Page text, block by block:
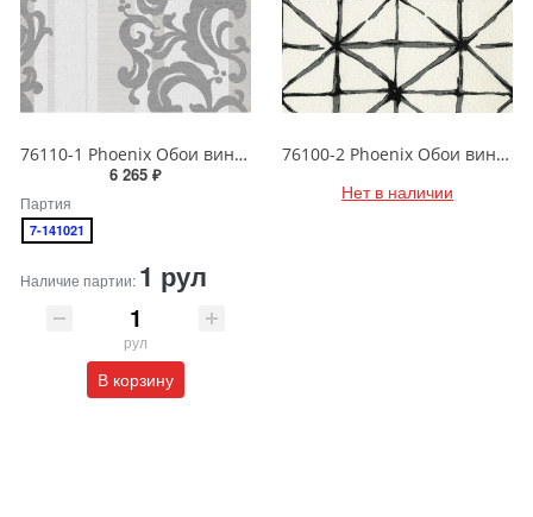
76110-1 Phoenix Обои виниловые на бумажной основе 1.06*15.6
6 265 ₽
Партия
7-141021
Наличие партии: 1 рул
рул
В корзину
76100-2 Phoenix Обои виниловые на бумажной основе 1.06*15.6
Нет в наличии